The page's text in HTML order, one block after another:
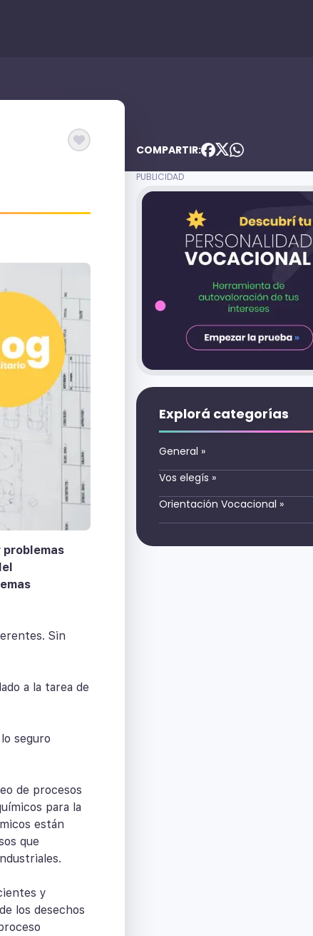
Sin
a la tarea de
seguro
de procesos
para la
están
que
y
los desechos
COMPARTIR:
Explorá categorías
General »
Vos elegís »
Orientación Vocacional »